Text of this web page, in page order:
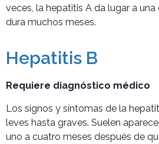
veces, la hepatitis A da lugar a
dura muchos meses.
Hepatitis B
Requiere diagnóstico médico
Los signos y síntomas de la
leves hasta graves. Suelen
uno a cuatro meses después de